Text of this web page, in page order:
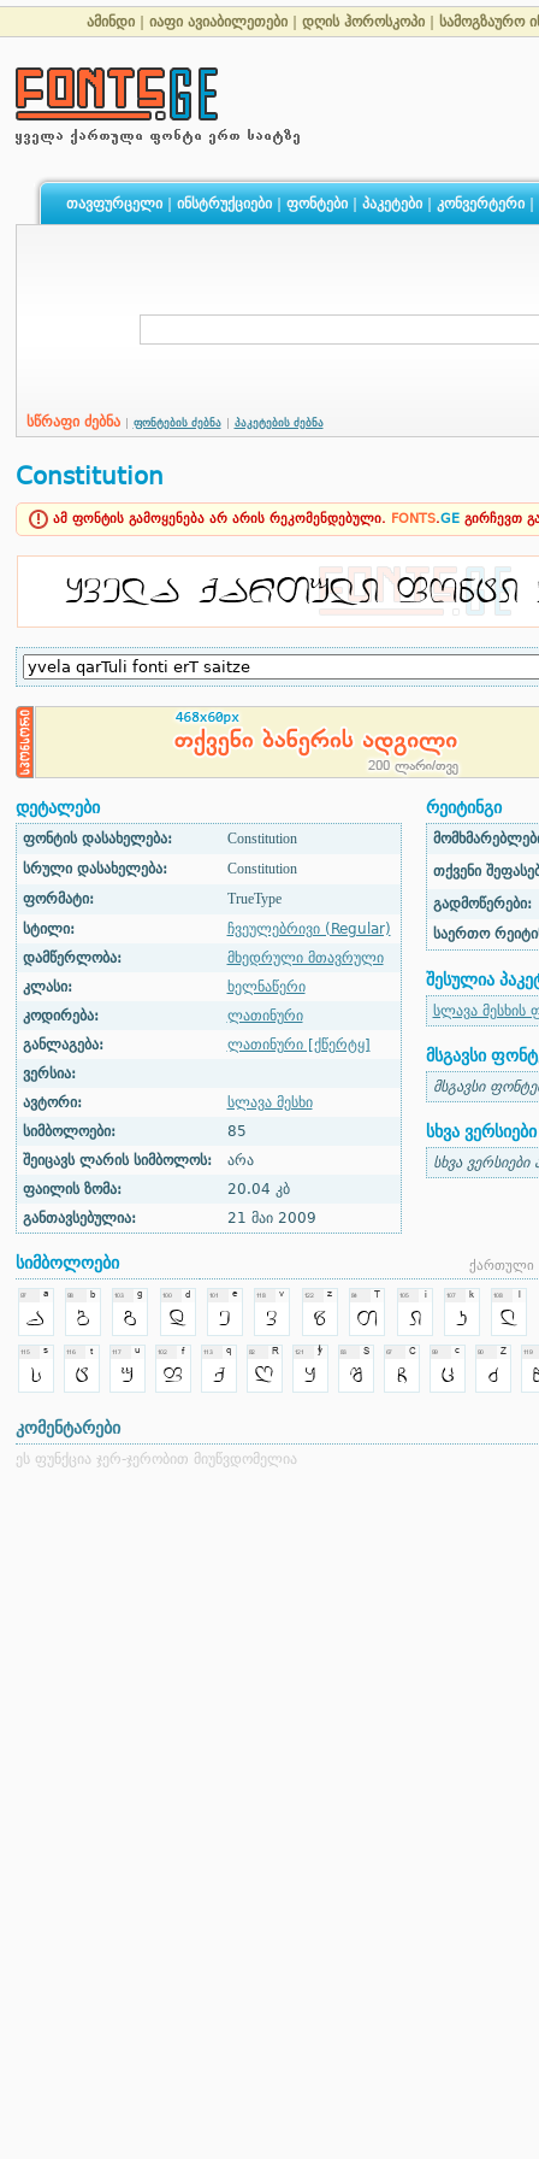
ამინდი იაფი ავიაბილეთები დღის ჰოროსკოპი სამოგზაურო
თავფურცელი| ინსტრუქციები| ფონტები| პაკეტები| კონვერტერი|
სწრაფი ძებნა ფონტების ძებნა პაკეტების ძებნა
Constitution
ამ ფონტის გამოყენება არ არის რეკომენდებული. FONTS.GE გირჩევთ
დეტალები
ფონტის დასახელება:
Constitution
სრული დასახელება:
Constitution
ფორმატი:
TrueType
სტილი:
ჩვეულებრივი (Regular)
დამწერლობა:
მხედრული მთავრული
კლასი:
ხელნაწერი
კოდირება:
ლათინური
განლაგება:
ლათინური [ქწერტყ]
ვერსია:
ავტორი:
სლავა მესხი
სიმბოლოები:
85
შეიცავს ლარის სიმბოლოს:
არა
ფაილის ზომა:
20.04 კბ
განთავსებულია:
21 მაი 2009
რეიტინგი
თქვენი
გადმოწერები:
საერთო
შესულია
სლავა მესხის
მსგავსი
მსგავსი
სხვა ვერსიები
სხვა ვერსიები
სიმბოლოები ქართული
კომენტარები
ეს ფუნქცია ჯერ-ჯერობით მიუწვდომელია